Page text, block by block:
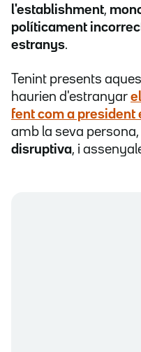
l'establishment,
políticament
estranys.
Tenint presents
haurien d'estranyar
fent com a president
amb la seva
disruptiva, i